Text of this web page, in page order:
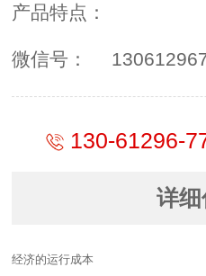
产品特点：
微信号：
130-61296-
详
经济的运行成本